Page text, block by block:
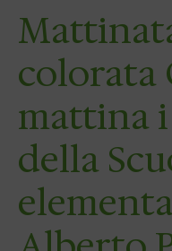
colorata
mattina
della